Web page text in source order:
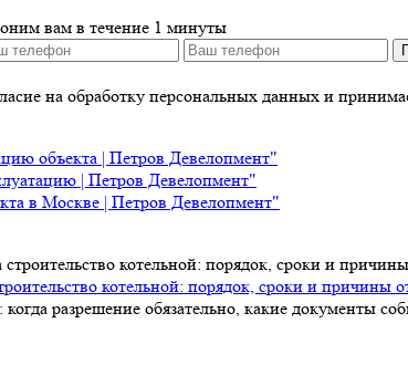
вам в течение 1 минуты
на обработку персональных данных и
объекта | Петров Девелопмент"
| Петров Девелопмент"
в Москве | Петров Девелопмент"
котельной: порядок, сроки и причины
разрешение обязательно, какие документы